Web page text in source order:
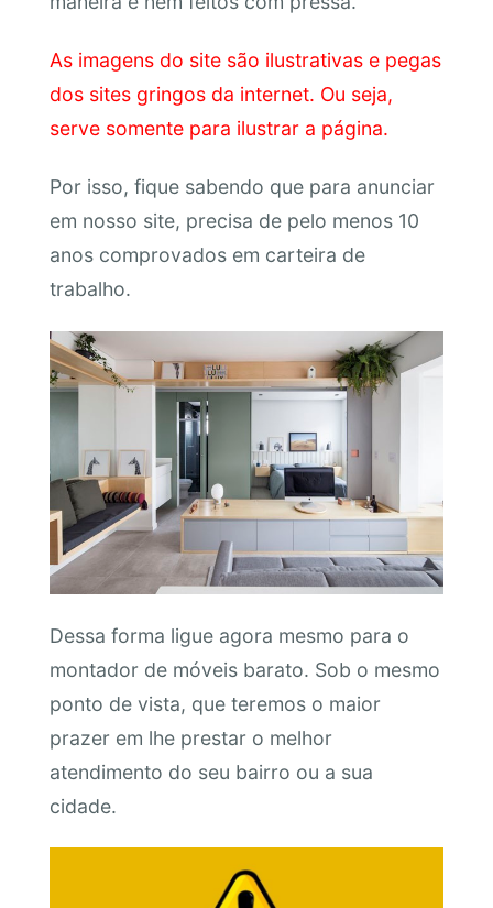
As imagens do site são ilustrativas e pegas
dos sites gringos da internet. Ou seja,
serve somente para ilustrar a página.
Por isso, fique sabendo que para anunciar
em nosso site, precisa de pelo menos 10
anos comprovados em carteira de
trabalho.
Dessa forma ligue agora mesmo para o
montador de móveis barato. Sob o mesmo
ponto de vista, que teremos o maior
prazer em lhe prestar o melhor
atendimento do seu bairro ou a sua
cidade.